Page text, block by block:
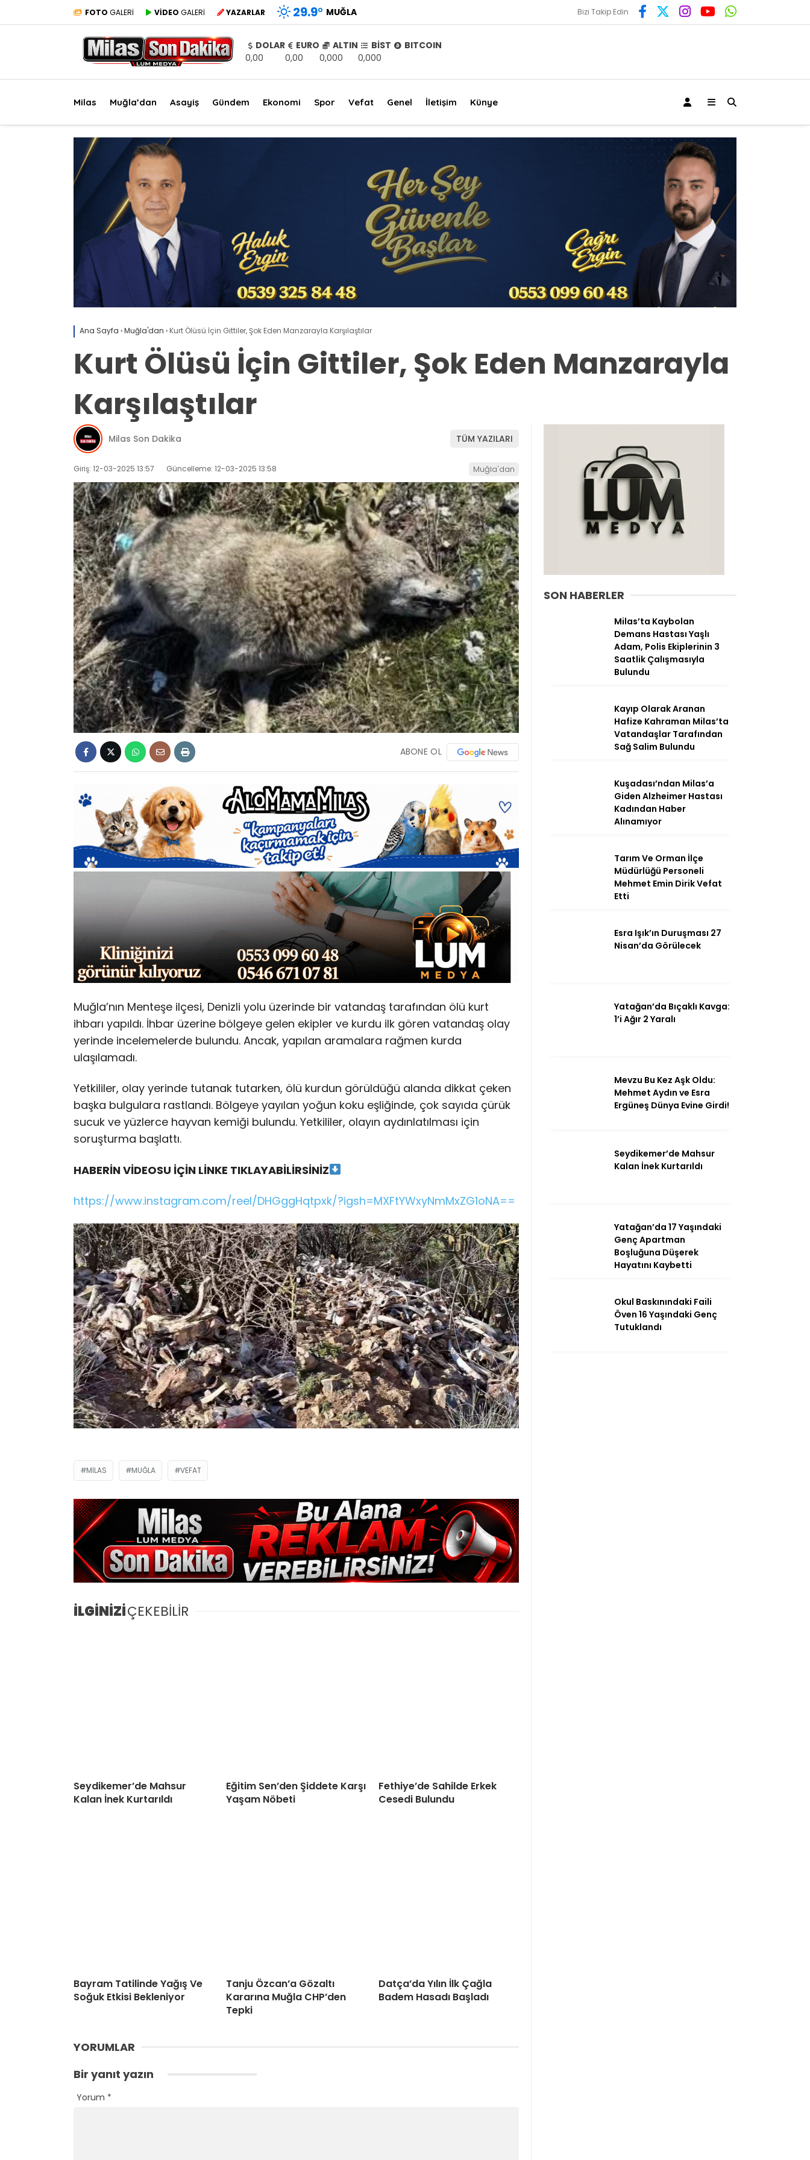
Milas
Gündem
Spor
Genel
İletişim
Künye
WhatsApp
İhbar Hattı
Facebook
FOTO GALERİ VİDEO GALERİ YAZARLAR 29.9° MUĞLA Bizi Takip Edin
DOLAR
0,00
EURO
0,00
ALTIN
0,000
BİST
0,000
BITCOIN
Milas Muğla’dan Asayiş Gündem Ekonomi Spor Vefat Genel İletişim Künye
Ana Sayfa ›Muğla'dan › Kurt Ölüsü İçin Gittiler, Şok Eden Manzarayla Karşılaştılar
Kurt Ölüsü İçin Gittiler, Şok Eden Manzarayla
Karşılaştılar
Milas Son Dakika TÜM YAZILARI
Giriş: 12-03-2025 13:57 Güncelleme: 12-03-2025 13:58 Muğla'dan
ABONE OL
Muğla’nın Menteşe ilçesi, Denizli yolu üzerinde bir vatandaş tarafından ölü kurt
ihbarı yapıldı. İhbar üzerine bölgeye gelen ekipler ve kurdu ilk gören vatandaş olay
yerinde incelemelerde bulundu. Ancak, yapılan aramalara rağmen kurda
ulaşılamadı.
Yetkililer, olay yerinde tutanak tutarken, ölü kurdun görüldüğü alanda dikkat çeken
başka bulgulara rastlandı. Bölgeye yayılan yoğun koku eşliğinde, çok sayıda çürük
sucuk ve yüzlerce hayvan kemiği bulundu. Yetkililer, olayın aydınlatılması için
soruşturma başlattı.
HABERİN VİDEOSU İÇİN LİNKE TIKLAYABİLİRSİNİZ
https://www.instagram.com/reel/DHGggHqtpxk/?igsh=MXFtYWxyNmMxZG1oNA==
MILAS MUĞLA VEFAT
İLGİNİZİÇEKEBİLİR
Seydikemer’de Mahsur
Kalan İnek Kurtarıldı
Eğitim Sen’den Şiddete Karşı
Yaşam Nöbeti
Fethiye’de Sahilde Erkek
Cesedi Bulundu
Bayram Tatilinde Yağış Ve
Soğuk Etkisi Bekleniyor
Tanju Özcan’a Gözaltı
Kararına Muğla CHP’den
Tepki
Datça’da Yılın İlk Çağla
Badem Hasadı Başladı
YORUMLAR
Bir yanıt yazın
Yorum *
SON HABERLER
Milas’ta Kaybolan
Demans Hastası Yaşlı
Adam, Polis Ekiplerinin 3
Saatlik Çalışmasıyla
Bulundu
Kayıp Olarak Aranan
Hafize Kahraman Milas’ta
Vatandaşlar Tarafından
Sağ Salim Bulundu
Kuşadası’ndan Milas’a
Giden Alzheimer Hastası
Kadından Haber
Alınamıyor
Tarım Ve Orman İlçe
Müdürlüğü Personeli
Mehmet Emin Dirik Vefat
Etti
Esra Işık’ın Duruşması 27
Nisan’da Görülecek
Yatağan’da Bıçaklı Kavga:
1’i Ağır 2 Yaralı
Mevzu Bu Kez Aşk Oldu:
Mehmet Aydın ve Esra
Ergüneş Dünya Evine Girdi!
Seydikemer’de Mahsur
Kalan İnek Kurtarıldı
Yatağan’da 17 Yaşındaki
Genç Apartman
Boşluğuna Düşerek
Hayatını Kaybetti
Okul Baskınındaki Faili
Öven 16 Yaşındaki Genç
Tutuklandı